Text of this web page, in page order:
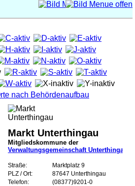
Markt Unterthingau
Mitgliedskommune der
Verwaltungsgemeinschaft Unterthingau
Straße:
Marktplatz 9
PLZ / Ort:
87647 Unterthingau
Telefon:
(08377)9201-0